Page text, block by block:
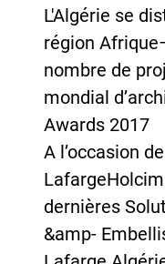
L'Algérie se
région
nombre de
mondial
Awards 2017
A l’occasion
dernières
&amp-